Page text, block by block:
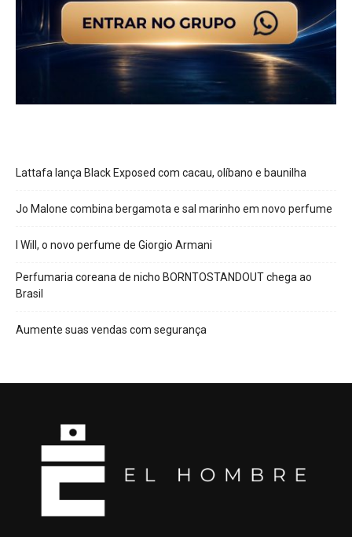
Lattafa lança Black Exposed com cacau, olíbano e baunilha
Jo Malone combina bergamota e sal marinho em novo perfume
I Will, o novo perfume de Giorgio Armani
Perfumaria coreana de nicho BORNTOSTANDOUT chega ao
Brasil
Aumente suas vendas com segurança